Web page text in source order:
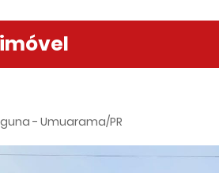
Home
Locação
Lançamentos
- Umuarama/PR